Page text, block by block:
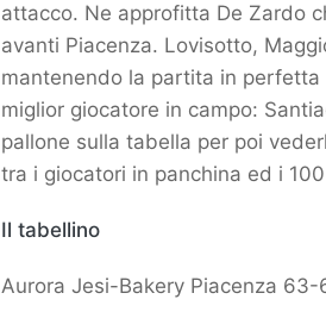
attacco. Ne approfitta De Zardo
avanti Piacenza. Lovisotto,
mantenendo la partita in perfetta
miglior giocatore in campo:
pallone sulla tabella per poi
tra i giocatori in panchina ed i
Il tabellino
Aurora Jesi-Bakery Piacenza